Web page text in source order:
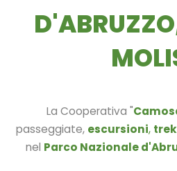
La Cooperativa "
passeggiate, escursioni,
nel Parco Nazionale